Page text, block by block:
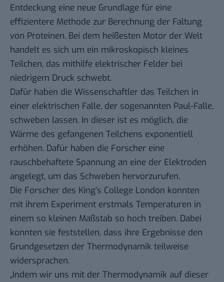
Entdeckung eine neue Grundlage für eine
effizientere Methode zur Berechnung der Faltung
von Proteinen. Bei dem heißesten Motor der Welt
handelt es sich um ein mikroskopisch kleines
Teilchen, das mithilfe elektrischer Felder bei
niedrigem Druck schwebt.
Dafür haben die Wissenschaftler das Teilchen in
einer elektrischen Falle, der sogenannten Paul-Falle,
schweben lassen. In dieser ist es möglich, die
Wärme des gefangenen Teilchens exponentiell
erhöhen. Dafür haben die Forscher eine
rauschbehaftete Spannung an eine der Elektroden
angelegt, um das Schweben hervorzurufen.
Die Forscher des King’s College London konnten
mit ihrem Experiment erstmals Temperaturen in
einem so kleinen Maßstab so hoch treiben. Dabei
konnten sie feststellen, dass ihre Ergebnisse den
Grundgesetzen der Thermodynamik teilweise
widersprachen.
„Indem wir uns mit der Thermodynamik auf dieser